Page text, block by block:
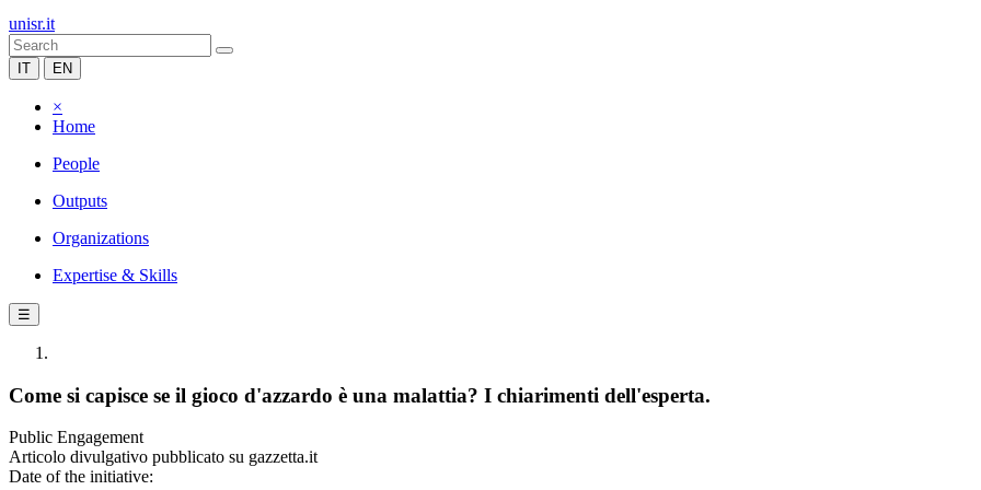
unisr.it
IT EN
×
Home
People
Outputs
Organizations
Expertise & Skills
☰
Come si capisce se il gioco d'azzardo è una malattia? I chiarimenti dell'esperta.
Public Engagement
Articolo divulgativo pubblicato su gazzetta.it
Date of the initiative: